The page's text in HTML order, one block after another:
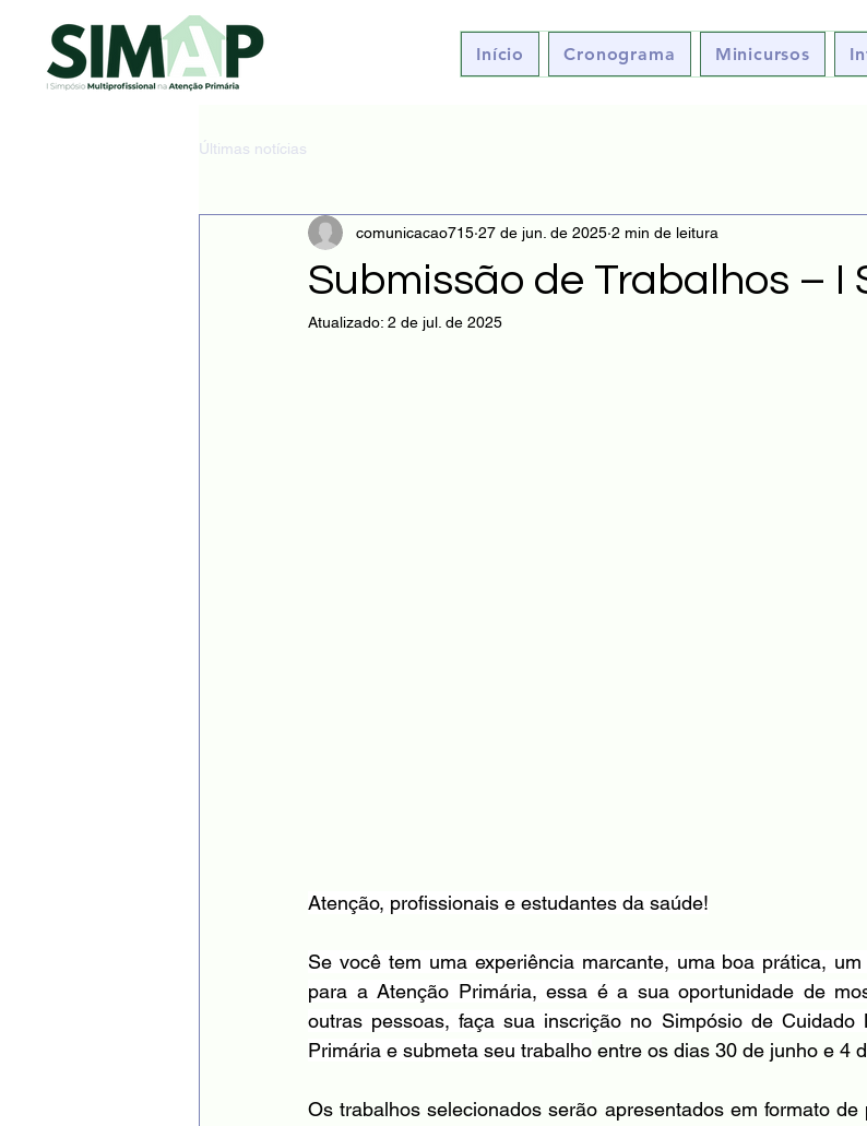
Início Cronograma Minicursos
Últimas notícias
Submissão de Trabalhos – I
comunicacao715 27 de jun. de 2025 2 min de leitura
Atualizado: 2 de jul. de 2025
Atenção, profissionais e estudantes da saúde!
Se você tem uma experiência marcante, uma boa prática,
para a Atenção Primária, essa é a sua oportunidade de
outras pessoas, faça sua inscrição no Simpósio de Cuidado
Primária e submeta seu trabalho entre os dias 30 de junho e 4
Os trabalhos selecionados serão apresentados em formato